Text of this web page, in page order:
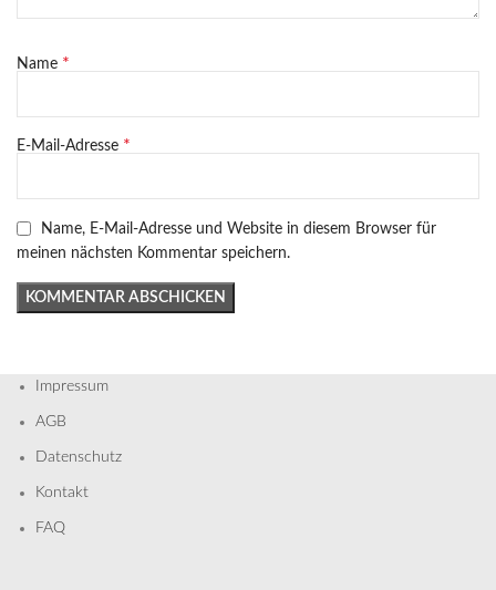
Name *
E-Mail-Adresse *
Name, E-Mail-Adresse und Website in diesem Browser für
meinen nächsten Kommentar speichern.
Impressum
AGB
Datenschutz
Kontakt
FAQ